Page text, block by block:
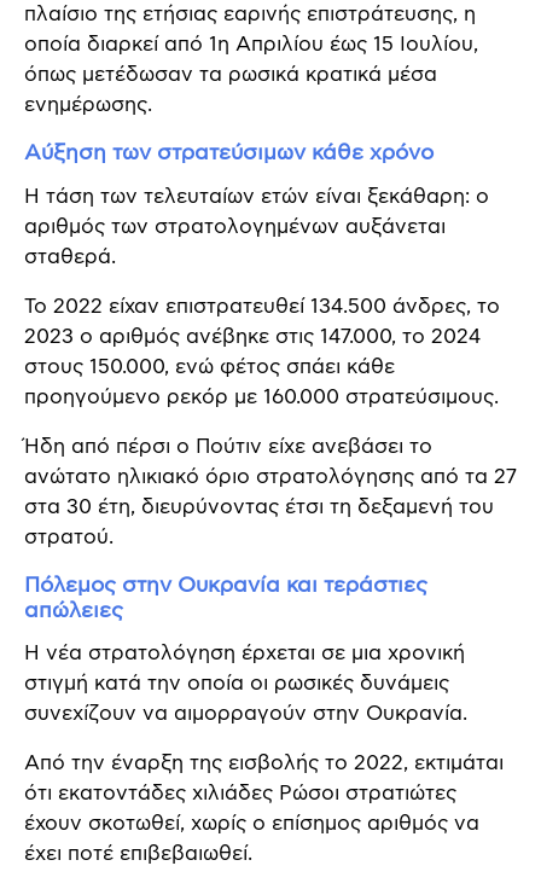
πλαίσιο της ετήσιας εαρινής επιστράτευσης, η
οποία διαρκεί από 1η Απριλίου έως 15 Ιουλίου,
όπως μετέδωσαν τα ρωσικά κρατικά μέσα
ενημέρωσης.
Αύξηση των στρατεύσιμων κάθε χρόνο
Η τάση των τελευταίων ετών είναι ξεκάθαρη: ο
αριθμός των στρατολογημένων αυξάνεται
σταθερά.
Το 2022 είχαν επιστρατευθεί 134.500 άνδρες, το
2023 ο αριθμός ανέβηκε στις 147.000, το 2024
στους 150.000, ενώ φέτος σπάει κάθε
προηγούμενο ρεκόρ με 160.000 στρατεύσιμους.
Ήδη από πέρσι ο Πούτιν είχε ανεβάσει το
ανώτατο ηλικιακό όριο στρατολόγησης από τα 27
στα 30 έτη, διευρύνοντας έτσι τη δεξαμενή του
στρατού.
Πόλεμος στην Ουκρανία και τεράστιες
απώλειες
Η νέα στρατολόγηση έρχεται σε μια χρονική
στιγμή κατά την οποία οι ρωσικές δυνάμεις
συνεχίζουν να αιμορραγούν στην Ουκρανία.
Από την έναρξη της εισβολής το 2022, εκτιμάται
ότι εκατοντάδες χιλιάδες Ρώσοι στρατιώτες
έχουν σκοτωθεί, χωρίς ο επίσημος αριθμός να
έχει ποτέ επιβεβαιωθεί.